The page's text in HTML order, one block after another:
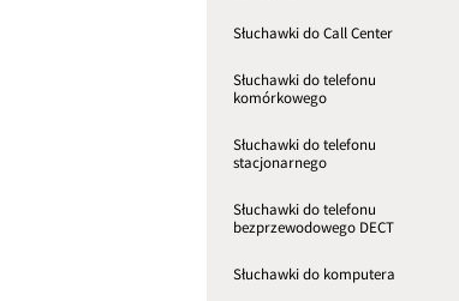
Słuchawki do Call Center
Słuchawki do telefonu
komórkowego
Słuchawki do telefonu
stacjonarnego
Słuchawki do telefonu
bezprzewodowego DECT
Słuchawki do komputera